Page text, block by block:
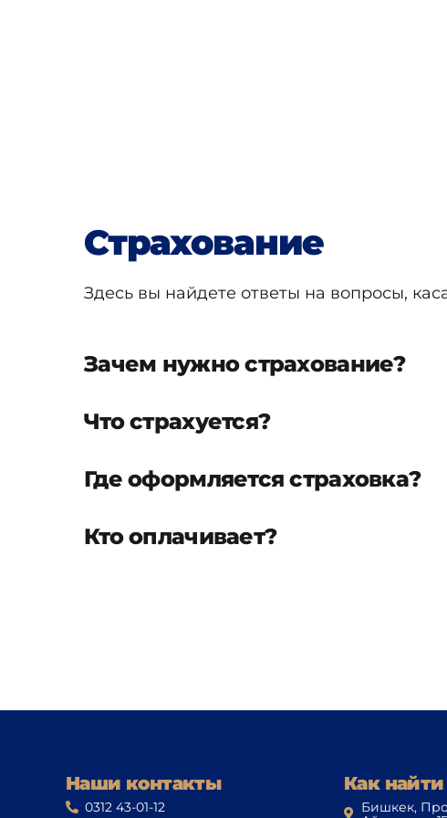
Страхование
Здесь вы найдете ответы на вопросы,
Зачем нужно страхование?
Что страхуется?
Где оформляется страховка?
Кто оплачивает?
Наши контакты
0312 43-01-12
Как найти
Бишкек,